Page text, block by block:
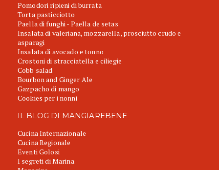
Pomodori ripieni di burrata
Torta pasticciotto
Paella di funghi - Paella de setas
Insalata di valeriana, mozzarella, prosciutto crudo e
asparagi
Insalata di avocado e tonno
Crostoni di stracciatella e ciliegie
Cobb salad
Bourbon and Ginger Ale
Gazpacho di mango
Cookies per i nonni
IL BLOG DI MANGIAREBENE
Cucina Internazionale
Cucina Regionale
Eventi Golosi
I segreti di Marina